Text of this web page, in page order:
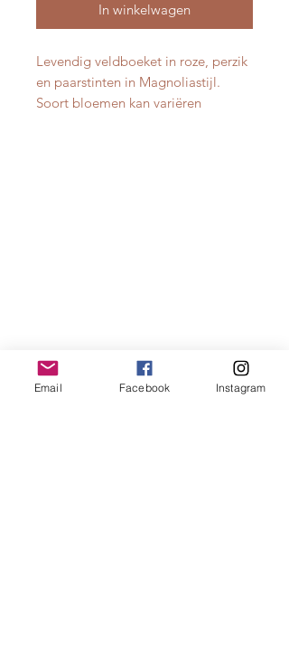
In winkelwagen
Levendig veldboeket in roze, perzik
en paarstinten in Magnoliastijl.
Soort bloemen kan variëren
Email Facebook Instagram